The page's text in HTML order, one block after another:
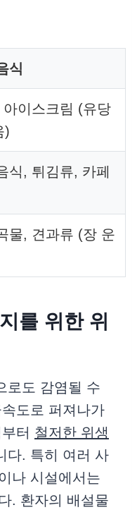
식
이스크림 (유당
)
식, 튀김류, 카페
물, 견과류 (장 운
를 위한 위
로도 감염될 수
도로 퍼져나가
터 철저한 위생
다. 특히 여러 사
나 시설에서는
. 환자의 배설물